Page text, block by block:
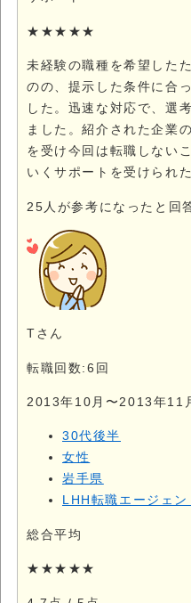
★★★★★
未経験の職種を希望した
のの、提示した条件に合
した。迅速な対応で、選
ました。紹介された企業
を受け今回は転職しない
いくサポートを受けられ
25 人が参考になったと回
Tさん
転職回数:6回
2013年10月〜2013年11
30代後半
女性
岩手県
LHH転職エージェン
総合平均
★★★★★